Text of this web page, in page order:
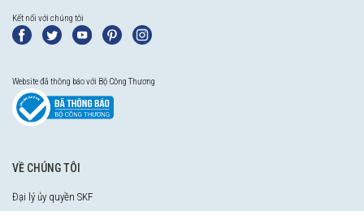
Kết nối với chúng tôi
Website đã thông báo với Bộ Công Thương
VỀ CHÚNG TÔI
Đại lý ủy quyền SKF